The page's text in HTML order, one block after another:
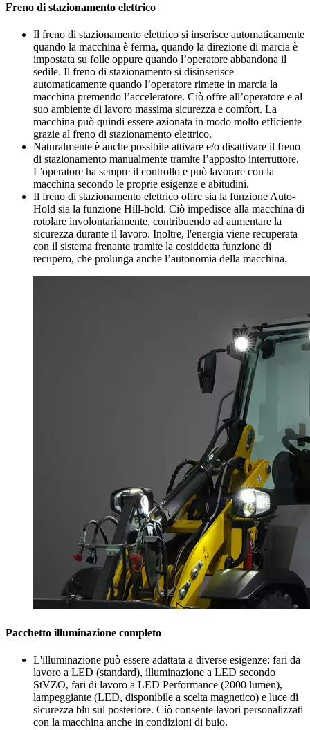
Freno di stazionamento elettrico
Il freno di stazionamento elettrico si inserisce automaticamente
quando la macchina è ferma, quando la direzione di marcia è
impostata su folle oppure quando l’operatore abbandona il
sedile. Il freno di stazionamento si disinserisce
automaticamente quando l’operatore rimette in marcia la
macchina premendo l’acceleratore. Ciò offre all’operatore e al
suo ambiente di lavoro massima sicurezza e comfort. La
macchina può quindi essere azionata in modo molto efficiente
grazie al freno di stazionamento elettrico.
Naturalmente è anche possibile attivare e/o disattivare il freno
di stazionamento manualmente tramite l’apposito interruttore.
L'operatore ha sempre il controllo e può lavorare con la
macchina secondo le proprie esigenze e abitudini.
Il freno di stazionamento elettrico offre sia la funzione Auto-
Hold sia la funzione Hill-hold. Ciò impedisce alla macchina di
rotolare involontariamente, contribuendo ad aumentare la
sicurezza durante il lavoro. Inoltre, l'energia viene recuperata
con il sistema frenante tramite la cosiddetta funzione di
recupero, che prolunga anche l’autonomia della macchina.
Pacchetto illuminazione completo
L'illuminazione può essere adattata a diverse esigenze: fari da
lavoro a LED (standard), illuminazione a LED secondo
StVZO, fari di lavoro a LED Performance (2000 lumen),
lampeggiante (LED, disponibile a scelta magnetico) e luce di
sicurezza blu sul posteriore. Ciò consente lavori personalizzati
con la macchina anche in condizioni di buio.